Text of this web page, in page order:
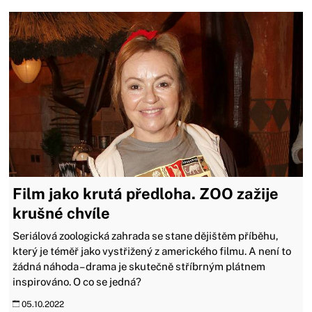
Film jako krutá předloha. ZOO zažije
krušné chvíle
Seriálová zoologická zahrada se stane dějištěm příběhu,
který je téměř jako vystřižený z amerického filmu. A není to
žádná náhoda – drama je skutečně stříbrným plátnem
inspirováno. O co se jedná?
05.10.2022